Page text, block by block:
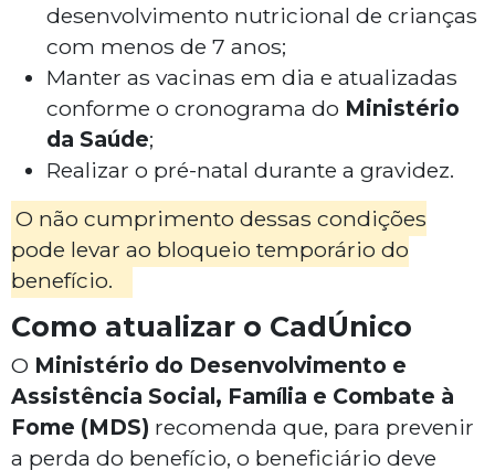
desenvolvimento nutricional de crianças
com menos de 7 anos;
Manter as vacinas em dia e atualizadas
conforme o cronograma do Ministério
da Saúde;
Realizar o pré-natal durante a gravidez.
O não cumprimento dessas condições
pode levar ao bloqueio temporário do
benefício.
Como atualizar o CadÚnico
O Ministério do Desenvolvimento e
Assistência Social, Família e Combate à
Fome (MDS) recomenda que, para prevenir
a perda do benefício, o beneficiário deve